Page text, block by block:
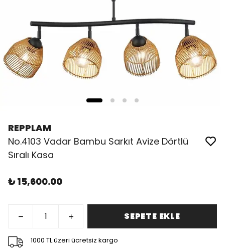
REPPLAM
No.4103 Vadar Bambu Sarkıt Avize Dörtlü
Sıralı Kasa
₺ 15,600.00
SEPETE EKLE
1000 TL üzeri ücretsiz kargo